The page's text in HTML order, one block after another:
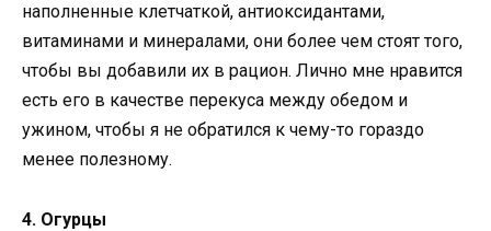
наполненные клетчаткой, антиоксидантами,
витаминами и минералами, они более чем стоят того,
чтобы вы добавили их в рацион. Лично мне нравится
есть его в качестве перекуса между обедом и
ужином, чтобы я не обратился к чему-то гораздо
менее полезному.
4. Огурцы